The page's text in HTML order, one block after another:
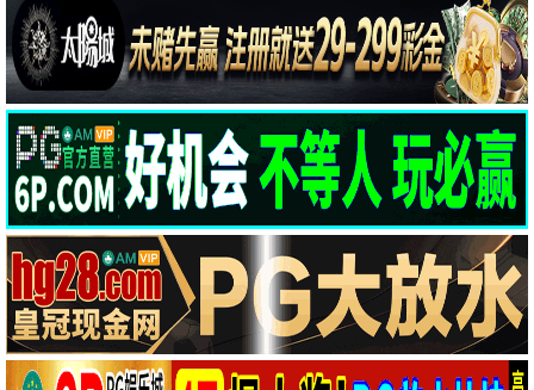
全部 动作 喜剧 科幻 悬疑